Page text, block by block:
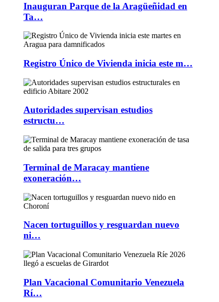
Inauguran Parque de la Aragüeñidad en
Ta…
Registro Único de Vivienda inicia este m…
Autoridades supervisan estudios
estructu…
Terminal de Maracay mantiene
exoneración…
Nacen tortuguillos y resguardan nuevo
ni…
Plan Vacacional Comunitario Venezuela
Rí…